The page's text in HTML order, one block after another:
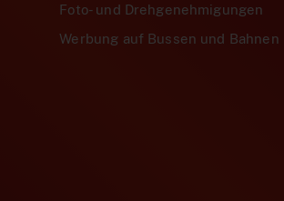
Foto- und Drehgenehmigungen
Werbung auf Bussen und Bahnen